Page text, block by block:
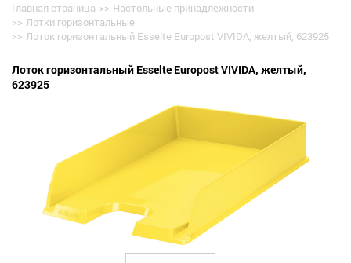
Главная страница >> Настольные принадлежности
>> Лотки горизонтальные
>> Лоток горизонтальный Esselte Europost VIVIDA, желтый, 623925
Лоток горизонтальный Esselte Europost VIVIDA, желтый,
623925